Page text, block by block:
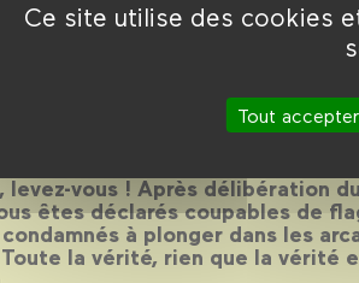
Ce site utilise des cookies
Tout accepter
soit faite !
vous ! Après délibération
êtes déclarés coupables de
à plonger dans les
la vérité, rien que la vérité